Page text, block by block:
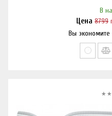
В
Цена 8799
Вы экономите
Нашли